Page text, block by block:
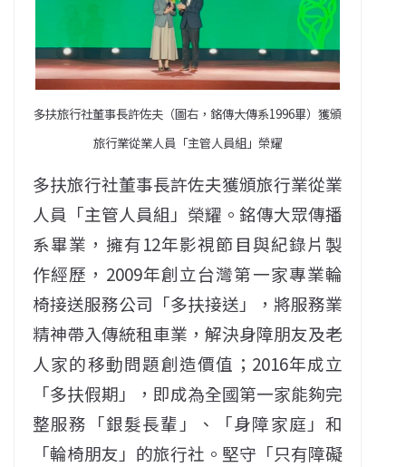
多扶旅行社董事長許佐夫（圖右，銘傳大傳系1996畢）獲頒
旅行業從業人員「主管人員組」榮耀
多扶旅行社董事長許佐夫獲頒旅行業從業
人員「主管人員組」榮耀。銘傳大眾傳播
系畢業，擁有12年影視節目與紀錄片製
作經歷，2009年創立台灣第一家專業輪
椅接送服務公司「多扶接送」，將服務業
精神帶入傳統租車業，解決身障朋友及老
人家的移動問題創造價值；2016年成立
「多扶假期」，即成為全國第一家能夠完
整服務「銀髮長輩」、「身障家庭」和
「輪椅朋友」的旅行社。堅守「只有障礙